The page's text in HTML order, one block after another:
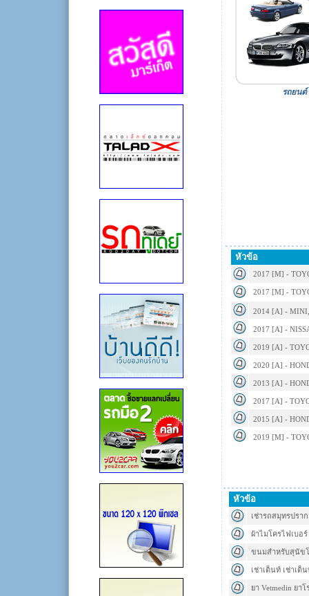
รถยนต์
หัวข้อ
2017 [M] -
2017 [M] -
2014 [A] -
2017 [A] -
2019 [A] -
2020 [A] -
2013 [A] -
2017 [A] -
2015 [A] -
2019 [M] -
หัวข้อ
เช่ารถสมุทรปรา
ผ้าไมโครไฟเบอ
ขนมสำหรับสุนัขโ
เช่าเต็นท์ เช่าเต็
ยา Vetmedin ยา